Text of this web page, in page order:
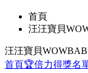
首頁
汪汪寶貝
汪汪寶貝
首頁🏆倍力得獎名